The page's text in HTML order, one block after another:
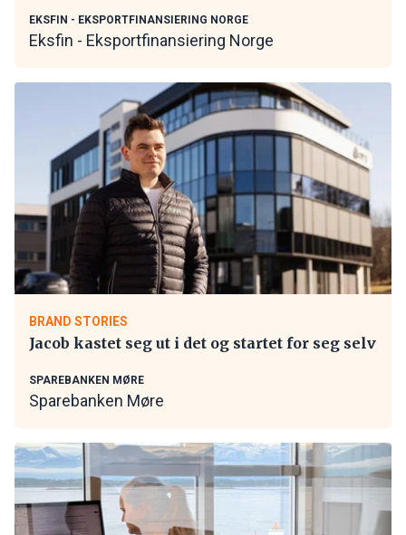
EKSFIN - EKSPORTFINANSIERING NORGE
Eksfin - Eksportfinansiering Norge
BRAND STORIES
Jacob kastet seg ut i det og startet for seg selv
SPAREBANKEN MØRE
Sparebanken Møre